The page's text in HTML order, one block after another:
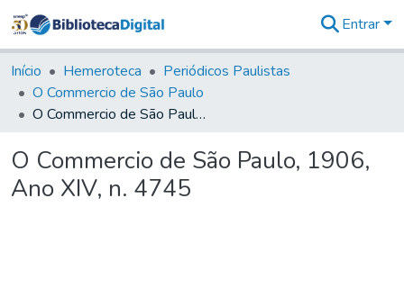
&
Coleções
Tudo na
Biblioteca
Estatísticas
Entrar
Início Hemeroteca
Periódicos Paulistas
O Commercio de São Paulo
O Commercio de São Paulo, 1906, Ano XIV, n. 4745
O Commercio de São Paulo, 1906,
Ano XIV, n. 4745